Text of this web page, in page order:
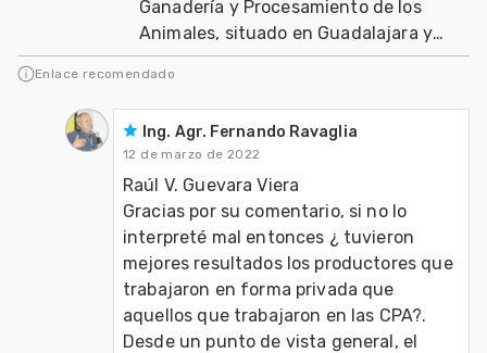
Ganadería y Procesamiento de los
Animales, situado en Guadalajara y
realizado en Octubre de cada año
Enlace recomendado
Ing. Agr. Fernando Ravaglia
12 de marzo de 2022
Raúl V. Guevara Viera
Gracias por su comentario, si no lo
interpreté mal entonces ¿ tuvieron
mejores resultados los productores que
trabajaron en forma privada que
aquellos que trabajaron en las CPA?.
Desde un punto de vista general, el